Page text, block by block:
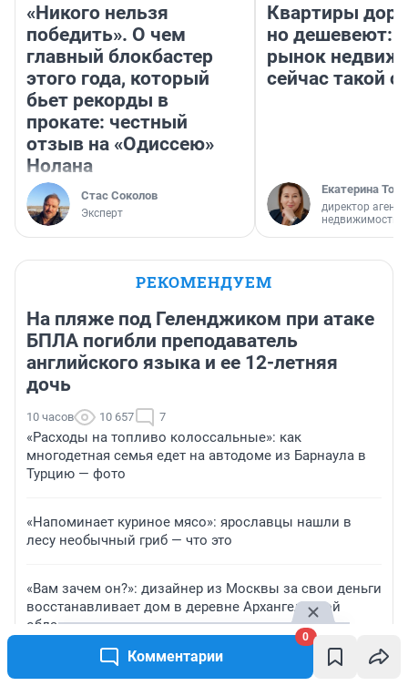
Комментарии
0
«Никого нельзя
победить». О чем
главный блокбастер
этого года, который
бьет рекорды в
прокате: честный
отзыв на «Одиссею»
Нолана
Стас Соколов
Эксперт
Квартиры
но дешевеют:
рынок
сейчас такой
Екатерина
директор
недвижимости
РЕКОМЕНДУЕМ
На пляже под Геленджиком при атаке
БПЛА погибли преподаватель
английского языка и ее 12-летняя
дочь
10 часов 10 657 7
«Расходы на топливо колоссальные»: как
многодетная семья едет на автодоме из Барнаула в
Турцию — фото
«Напоминает куриное мясо»: ярославцы нашли в
лесу необычный гриб — что это
«Вам зачем он?»: дизайнер из Москвы за свои деньги
восстанавливает дом в деревне Архангельской
области
Лицевая гладь для чайников: гайд от набора петель